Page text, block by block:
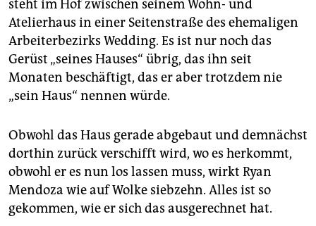
genossenschaft
epaper login
steht im Hof zwischen seinem Wohn- und
Atelierhaus in einer Seitenstraße des ehemaligen
Arbeiterbezirks Wedding. Es ist nur noch das
Gerüst „seines Hauses“ übrig, das ihn seit
Monaten beschäftigt, das er aber trotzdem nie
„sein Haus“ nennen würde.
Obwohl das Haus gerade abgebaut und demnächst
dorthin zurück verschifft wird, wo es herkommt,
obwohl er es nun los lassen muss, wirkt Ryan
Mendoza wie auf Wolke siebzehn. Alles ist so
gekommen, wie er sich das ausgerechnet hat.